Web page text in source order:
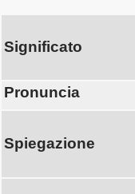
Significato
Pronuncia
Spiegazione